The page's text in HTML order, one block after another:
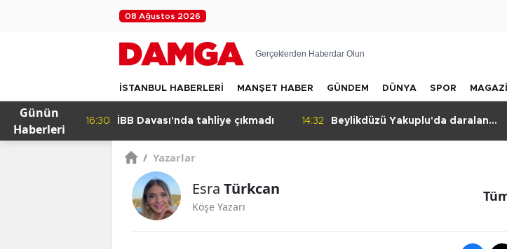
08 Ağustos 2026
Gerçeklerden Haberdar Olun
İSTANBUL HABERLERİ MANŞET HABER GÜNDEM DÜNYA SPOR
Günün
Haberleri
16:30 İBB Davası'nda tahliye çıkmadı 14:32
Beylikdüzü Yakuplu'da daralan
/ Yazarlar
Esra Türkcan
Köşe Yazarı